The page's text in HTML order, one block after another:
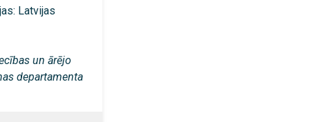
Latvijas
un ārējo
departamenta